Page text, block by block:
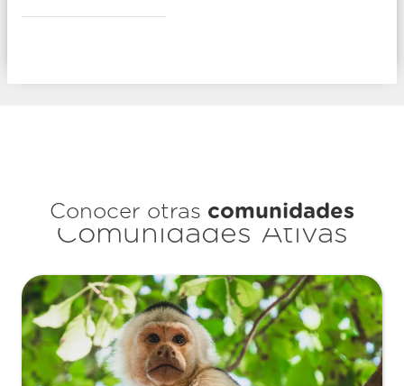
Conocer otras comunidades
Comunidades Ativas